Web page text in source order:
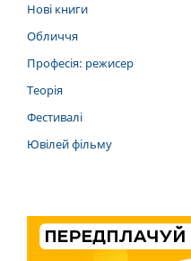
Нові книги
Обличчя
Професія: режисер
Теорія
Фестивалі
Ювілей фільму